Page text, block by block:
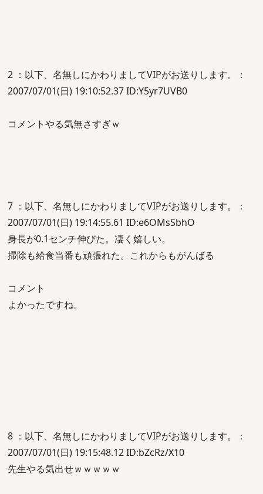
2 ：以下、名無しにかわりましてVIPがお送りします。：
2007/07/01(日) 19:10:52.37 ID:Y5yr7UVB0
コメントやる気無さすぎｗ
7 ：以下、名無しにかわりましてVIPがお送りします。：
2007/07/01(日) 19:14:55.61 ID:e6OMsSbhO
身長が0.1センチ伸びた。凄く嬉しい。
掃除も給食当番も頑張れた。これからもがんばる
コメント
よかったですね。
8 ：以下、名無しにかわりましてVIPがお送りします。：
2007/07/01(日) 19:15:48.12 ID:bZcRz/X10
先生やる気出せｗｗｗｗｗ